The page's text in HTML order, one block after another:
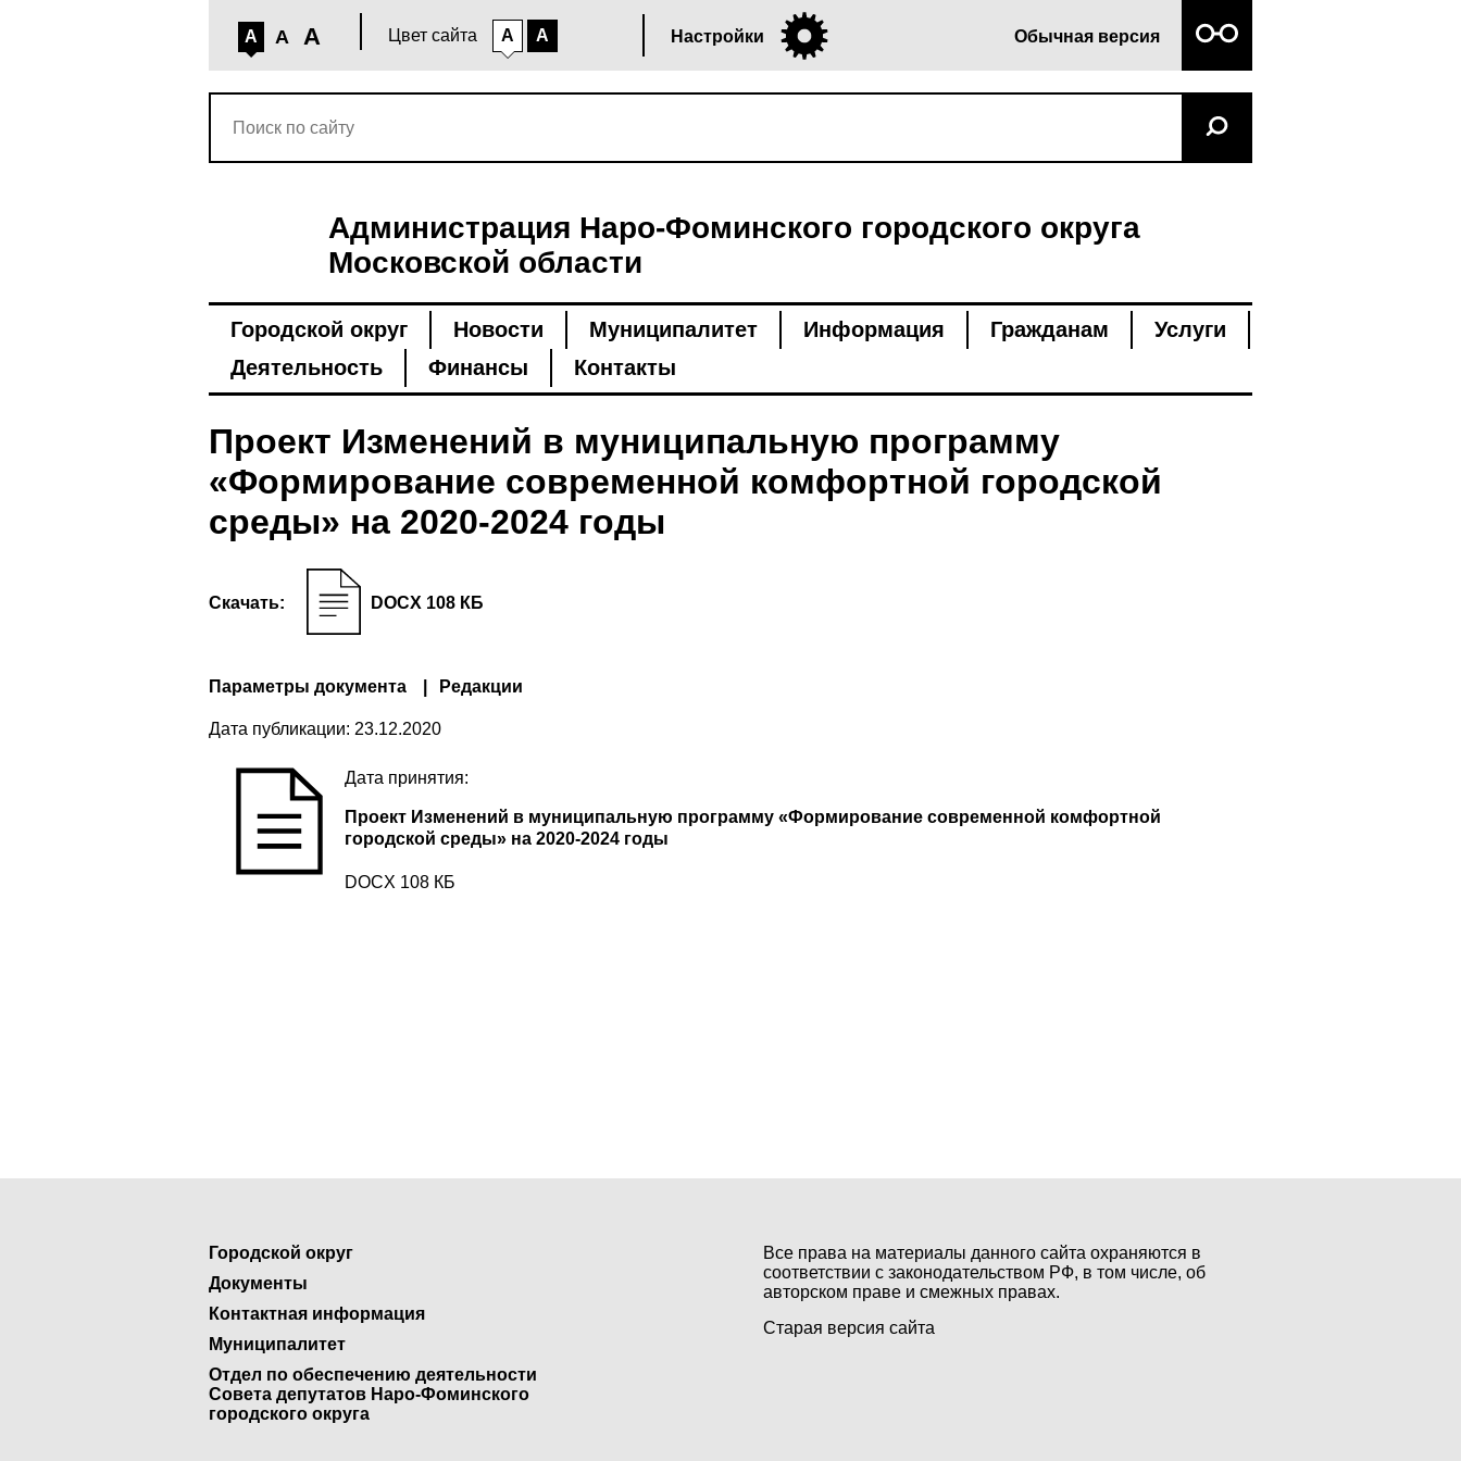
A A A Цвет сайта A A Настройки Обычная версия
Администрация Наро-Фоминского городского округа
Московской области
Городской округ Новости Муниципалитет Информация Гражданам
Услуги
Деятельность
Финансы Контакты
Проект Изменений в муниципальную программу
«Формирование современной комфортной городской
среды» на 2020-2024 годы
Скачать: DOCX 108 КБ
Параметры документа Редакции
Дата публикации: 23.12.2020
Дата принятия:
Проект Изменений в муниципальную программу «Формирование современной комфортной
городской среды» на 2020-2024 годы
DOCX 108 КБ
Городской округ
Документы
Контактная информация
Муниципалитет
Отдел по обеспечению деятельности
Совета депутатов Наро-Фоминского
городского округа
Все права на материалы данного сайта охраняются в
соответствии с законодательством РФ, в том числе, об
авторском праве и смежных правах.
Старая версия сайта